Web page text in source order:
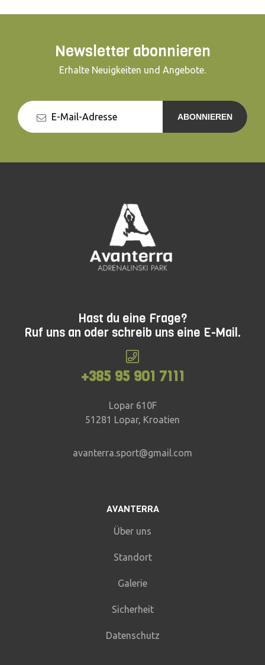
Newsletter abonnieren
Erhalte Neuigkeiten und Angebote.
ABONNIEREN
Hast du eine Frage?
Ruf uns an oder schreib uns eine E-Mail.
+385 95 901 7111
Lopar 610F
51281 Lopar, Kroatien
avanterra.sport@gmail.com
AVANTERRA
Über uns
Standort
Galerie
Sicherheit
Datenschutz